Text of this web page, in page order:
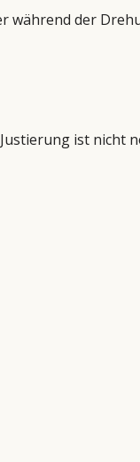
während der
ist nicht